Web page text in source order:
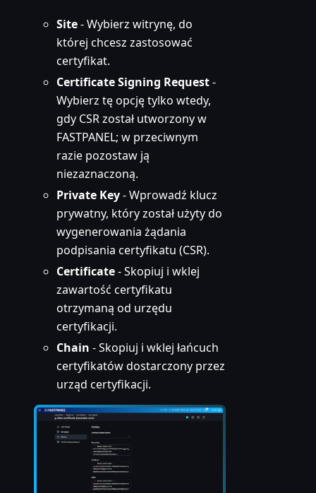
Site- Wybierz witrynę, do
której chcesz zastosować
certyfikat.
Certificate Signing Request-
Wybierz tę opcję tylko wtedy,
gdy CSR został utworzony w
FASTPANEL; w przeciwnym
razie pozostaw ją
niezaznaczoną.
Private Key- Wprowadź klucz
prywatny, który został użyty do
wygenerowania żądania
podpisania certyfikatu (CSR).
Certificate- Skopiuj i wklej
zawartość certyfikatu
otrzymaną od urzędu
certyfikacji.
Chain - Skopiuj i wklej łańcuch
certyfikatów dostarczony przez
urząd certyfikacji.